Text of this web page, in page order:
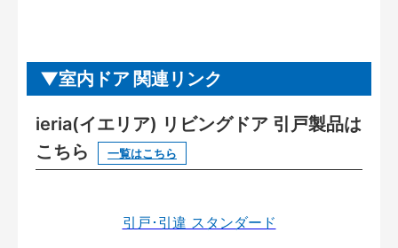
室内ドア 関連リンク
ieria(イエリア) リビングドア 引戸製品は
こちら
一覧はこちら
引戸･引違 スタンダード